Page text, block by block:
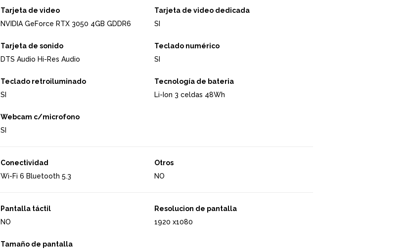
Tarjeta de video
NVIDIA GeForce RTX 3050 4GB GDDR6
Tarjeta de video dedicada
SI
Tarjeta de sonido
DTS Audio Hi-Res Audio
Teclado numérico
SI
Teclado retroiluminado
SI
Tecnología de bateria
Li-Ion 3 celdas 48Wh
Webcam c/microfono
SI
Conectividad
Wi-Fi 6 Bluetooth 5.3
Otros
NO
Pantalla táctil
NO
Resolucion de pantalla
1920 x1080
Tamaño de pantalla